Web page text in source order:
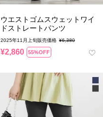
ウエストゴムスウェットワイ
ドストレートパンツ
2025年11月上旬販売価格 ¥6,380
¥2,860 55%OFF